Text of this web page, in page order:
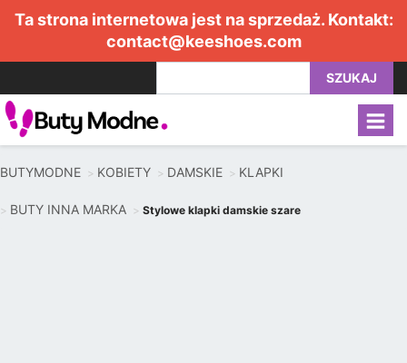
Ta strona internetowa jest na sprzedaż. Kontakt:
contact@keeshoes.com
SZUKAJ
BUTYMODNE KOBIETY DAMSKIE KLAPKI
BUTY INNA MARKA Stylowe klapki damskie szare